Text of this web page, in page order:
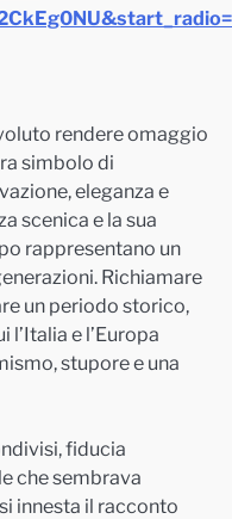
rendere omaggio
simbolo di
eleganza e
scenica e la sua
rappresentano un
Richiamare
un periodo storico,
l’Italia e l’Europa
stupore e una
fiducia
che sembrava
innesta il racconto